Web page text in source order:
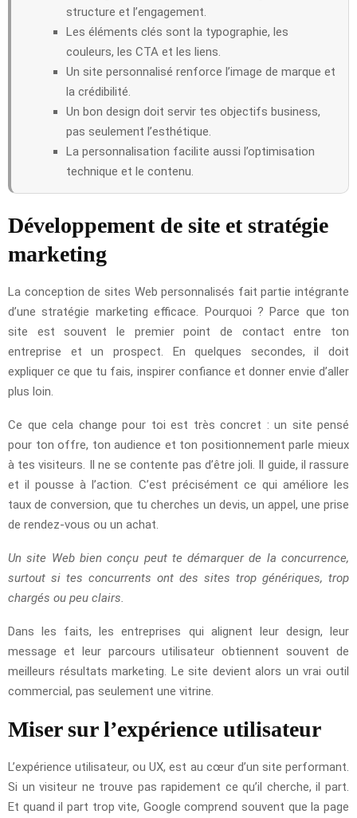
structure et l’engagement.
Les éléments clés sont la typographie, les
couleurs, les CTA et les liens.
Un site personnalisé renforce l’image de marque et
la crédibilité.
Un bon design doit servir tes objectifs business,
pas seulement l’esthétique.
La personnalisation facilite aussi l’optimisation
technique et le contenu.
Développement de site et stratégie
marketing
La conception de sites Web personnalisés fait partie intégrante
d’une stratégie marketing efficace. Pourquoi ? Parce que ton
site est souvent le premier point de contact entre ton
entreprise et un prospect. En quelques secondes, il doit
expliquer ce que tu fais, inspirer confiance et donner envie d’aller
plus loin.
Ce que cela change pour toi est très concret : un site pensé
pour ton offre, ton audience et ton positionnement parle mieux
à tes visiteurs. Il ne se contente pas d’être joli. Il guide, il rassure
et il pousse à l’action. C’est précisément ce qui améliore les
taux de conversion, que tu cherches un devis, un appel, une prise
de rendez-vous ou un achat.
Un site Web bien conçu peut te démarquer de la concurrence,
surtout si tes concurrents ont des sites trop génériques, trop
chargés ou peu clairs.
Dans les faits, les entreprises qui alignent leur design, leur
message et leur parcours utilisateur obtiennent souvent de
meilleurs résultats marketing. Le site devient alors un vrai outil
commercial, pas seulement une vitrine.
Miser sur l’expérience utilisateur
L’expérience utilisateur, ou UX, est au cœur d’un site performant.
Si un visiteur ne trouve pas rapidement ce qu’il cherche, il part.
Et quand il part trop vite, Google comprend souvent que la page